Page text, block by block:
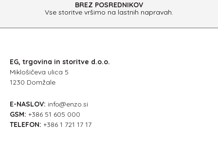
BREZ POSREDNIKOV
Vse storitve vršimo na lastnih napravah.
EG, trgovina in storitve d.o.o.
Miklošičeva ulica 5
1230 Domžale
E-NASLOV: info@enzo.si
GSM: +386 51 605 000
TELEFON: +386 1 721 17 17